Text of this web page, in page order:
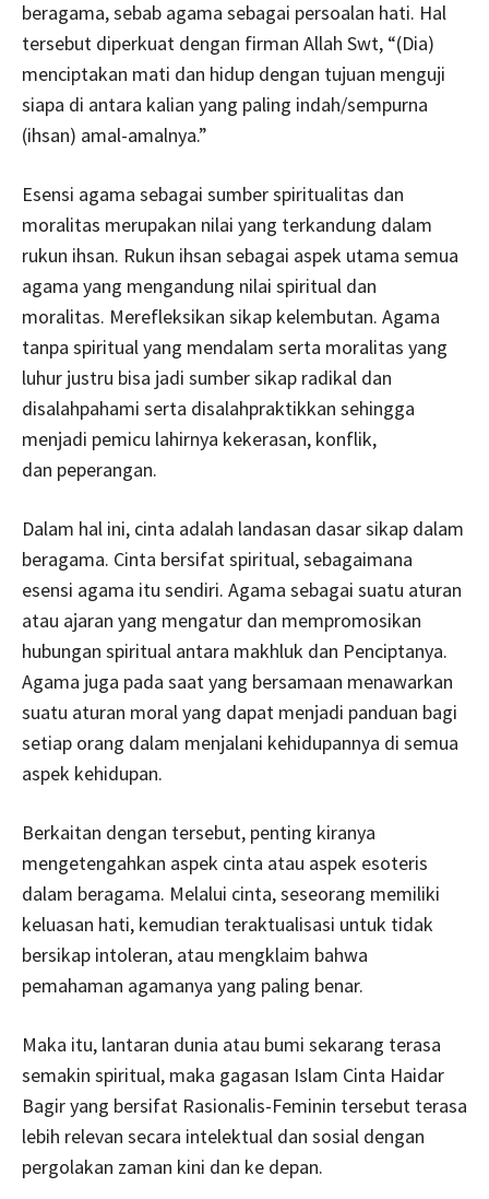
beragama, sebab agama sebagai persoalan hati. Hal
tersebut diperkuat dengan firman Allah Swt, “(Dia)
menciptakan mati dan hidup dengan tujuan menguji
siapa di antara kalian yang paling indah/sempurna
(ihsan) amal-amalnya.”
Esensi agama sebagai sumber spiritualitas dan
moralitas merupakan nilai yang terkandung dalam
rukun ihsan. Rukun ihsan sebagai aspek utama semua
agama yang mengandung nilai spiritual dan
moralitas. Merefleksikan sikap kelembutan. Agama
tanpa spiritual yang mendalam serta moralitas yang
luhur justru bisa jadi sumber sikap radikal dan
disalahpahami serta disalahpraktikkan sehingga
menjadi pemicu lahirnya kekerasan, konflik,
dan peperangan.
Dalam hal ini, cinta adalah landasan dasar sikap dalam
beragama. Cinta bersifat spiritual, sebagaimana
esensi agama itu sendiri. Agama sebagai suatu aturan
atau ajaran yang mengatur dan mempromosikan
hubungan spiritual antara makhluk dan Penciptanya.
Agama juga pada saat yang bersamaan menawarkan
suatu aturan moral yang dapat menjadi panduan bagi
setiap orang dalam menjalani kehidupannya di semua
aspek kehidupan.
Berkaitan dengan tersebut, penting kiranya
mengetengahkan aspek cinta atau aspek esoteris
dalam beragama. Melalui cinta, seseorang memiliki
keluasan hati, kemudian teraktualisasi untuk tidak
bersikap intoleran, atau mengklaim bahwa
pemahaman agamanya yang paling benar.
Maka itu, lantaran dunia atau bumi sekarang terasa
semakin spiritual, maka gagasan Islam Cinta Haidar
Bagir yang bersifat Rasionalis-Feminin tersebut terasa
lebih relevan secara intelektual dan sosial dengan
pergolakan zaman kini dan ke depan.